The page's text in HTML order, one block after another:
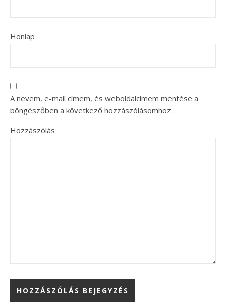
Honlap
A nevem, e-mail címem, és weboldalcímem mentése a
böngészőben a következő hozzászólásomhoz.
Hozzászólás